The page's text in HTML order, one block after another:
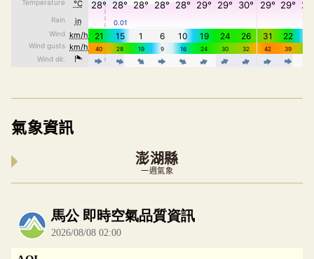
氣象資訊
澎湖縣
一週氣象
內嵌空氣品質小工具為視覺預覽，完整即時空